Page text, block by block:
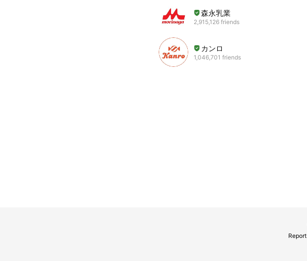
森永乳業
2,915,126 friends
カンロ
1,046,701 friends
Report